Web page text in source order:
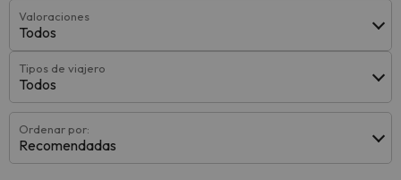
Valoraciones
Todos
Tipos de viajero
Todos
Ordenar por:
Recomendadas